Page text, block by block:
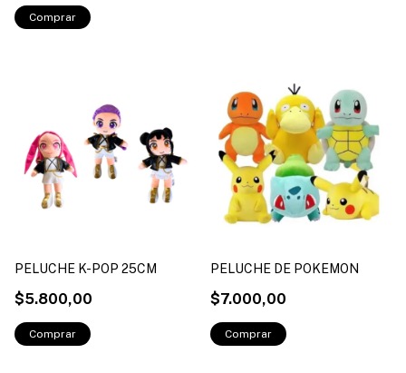
PELUCHE K-POP 25CM
$5.800,00
PELUCHE DE POKEMON
$7.000,00